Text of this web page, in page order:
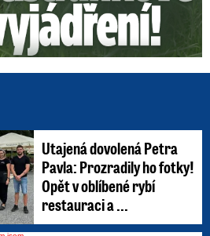
Utajená dovolená Petra
Pavla: Prozradily ho fotky!
Opět v oblíbené rybí
restauraci a ...